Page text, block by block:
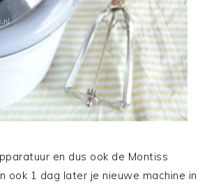
en dus ook de Montiss
ook 1 dag later je nieuwe machine in